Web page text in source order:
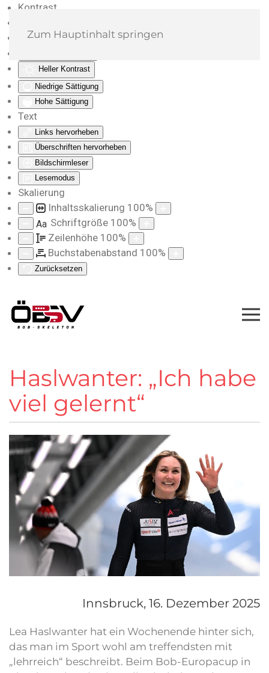
Kontrast
Monochrom
Heller Kontrast
Niedrige Sättigung
Hohe Sättigung
Text
Links hervorheben
Überschriften hervorheben
Bildschirmleser
Lesemodus
Skalierung
Inhaltsskalierung 100%
Aa Schriftgröße 100%
Zeilenhöhe 100%
Buchstabenabstand 100%
Zurücksetzen
Zum Hauptinhalt springen
Haslwanter: „Ich habe
viel gelernt“
Innsbruck, 16. Dezember 2025
Lea Haslwanter hat ein Wochenende hinter sich,
das man im Sport wohl am treffendsten mit
„lehrreich“ beschreibt. Beim Bob-Europacup in